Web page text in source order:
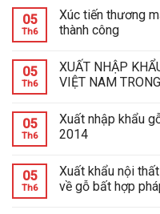
05
Th6
Xúc tiến thương
thành công
05
Th6
XUẤT NHẬP
VIỆT NAM
05
Th6
Xuất nhập khẩu
2014
05
Th6
Xuất khẩu nội
về gỗ bất hợp